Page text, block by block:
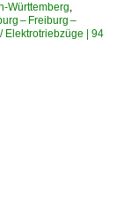
seit 07.2024
Württemberg,
– Freiburg –
Elektrotriebzüge | 94